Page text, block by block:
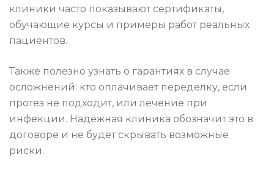
клиники часто показывают сертификаты,
обучающие курсы и примеры работ реальных
пациентов.
Также полезно узнать о гарантиях в случае
осложнений: кто оплачивает переделку, если
протез не подходит, или лечение при
инфекции. Надёжная клиника обозначит это в
договоре и не будет скрывать возможные
риски.